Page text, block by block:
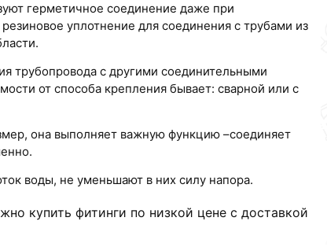
герметичное соединение даже при
уплотнение для соединения с трубами из
трубопровода с другими соединительными
от способа крепления бывает: сварной или с
она выполняет важную функцию –соединяет
воды, не уменьшают в них силу напора.
купить фитинги по низкой цене с доставкой